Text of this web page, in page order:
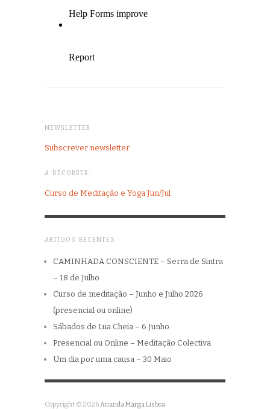
NEWSLETTER
Subscrever newsletter
A DECORRER:
Curso de Meditação e Yoga Jun/Jul
ARTIGOS RECENTES
CAMINHADA CONSCIENTE – Serra de Sintra
– 18 de Julho
Curso de meditação – Junho e Julho 2026
(presencial ou online)
Sábados de Lua Cheia – 6 Junho
Presencial ou Online – Meditação Colectiva
Um dia por uma causa – 30 Maio
Copyright © 2026Ananda Marga Lisboa